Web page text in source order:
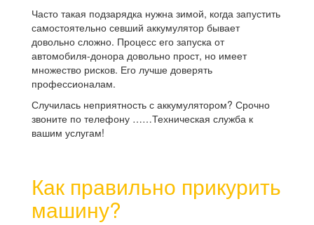
Часто такая подзарядка нужна зимой, когда запустить
самостоятельно севший аккумулятор бывает
довольно сложно. Процесс его запуска от
автомобиля-донора довольно прост, но имеет
множество рисков. Его лучше доверять
профессионалам.
Случилась неприятность с аккумулятором? Срочно
звоните по телефону ……Техническая служба к
вашим услугам!
Как правильно прикурить
машину?